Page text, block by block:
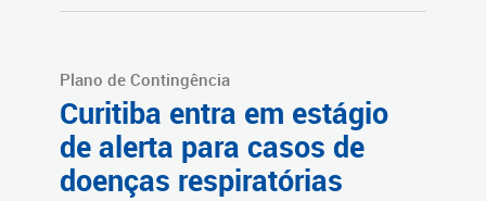
Plano de Contingência
Curitiba entra em estágio
de alerta para casos de
doenças respiratórias